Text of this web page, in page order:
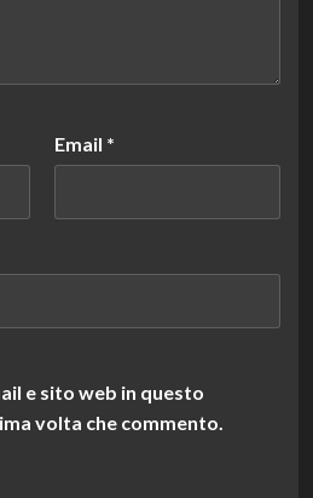
Email *
e sito web in questo
volta che commento.